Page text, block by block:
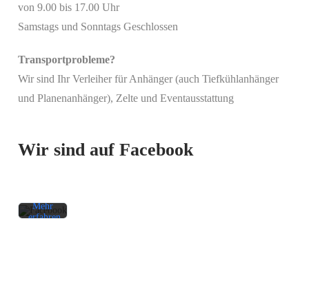
von 9.00 bis 17.00 Uhr
Samstags und Sonntags Geschlossen
Transportprobleme?
Wir sind Ihr Verleiher für Anhänger (auch Tiefkühlanhänger
und Planenanhänger), Zelte und Eventausstattung
Wir sind auf Facebook
Mit
akzeptieren
Mehr
erfahren